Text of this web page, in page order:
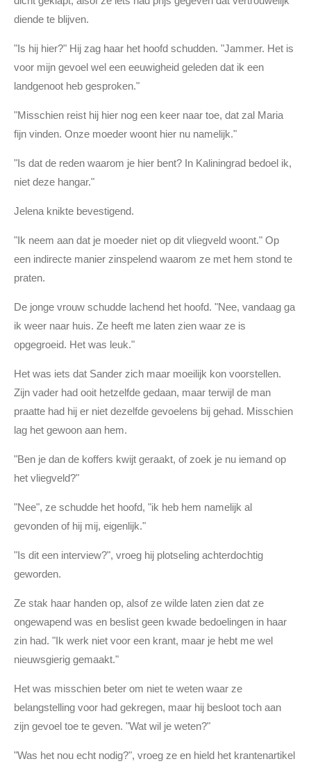
diende te blijven.
"Is hij hier?" Hij zag haar het hoofd schudden. "Jammer. Het is
voor mijn gevoel wel een eeuwigheid geleden dat ik een
landgenoot heb gesproken."
"Misschien reist hij hier nog een keer naar toe, dat zal Maria
fijn vinden. Onze moeder woont hier nu namelijk."
"Is dat de reden waarom je hier bent? In Kaliningrad bedoel ik,
niet deze hangar."
Jelena knikte bevestigend.
"Ik neem aan dat je moeder niet op dit vliegveld woont." Op
een indirecte manier zinspelend waarom ze met hem stond te
praten.
De jonge vrouw schudde lachend het hoofd. "Nee, vandaag ga
ik weer naar huis. Ze heeft me laten zien waar ze is
opgegroeid. Het was leuk."
Het was iets dat Sander zich maar moeilijk kon voorstellen.
Zijn vader had ooit hetzelfde gedaan, maar terwijl de man
praatte had hij er niet dezelfde gevoelens bij gehad. Misschien
lag het gewoon aan hem.
"Ben je dan de koffers kwijt geraakt, of zoek je nu iemand op
het vliegveld?"
"Nee", ze schudde het hoofd, "ik heb hem namelijk al
gevonden of hij mij, eigenlijk."
"Is dit een interview?", vroeg hij plotseling achterdochtig
geworden.
Ze stak haar handen op, alsof ze wilde laten zien dat ze
ongewapend was en beslist geen kwade bedoelingen in haar
zin had. "Ik werk niet voor een krant, maar je hebt me wel
nieuwsgierig gemaakt."
Het was misschien beter om niet te weten waar ze
belangstelling voor had gekregen, maar hij besloot toch aan
zijn gevoel toe te geven. "Wat wil je weten?"
"Was het nou echt nodig?", vroeg ze en hield het krantenartikel